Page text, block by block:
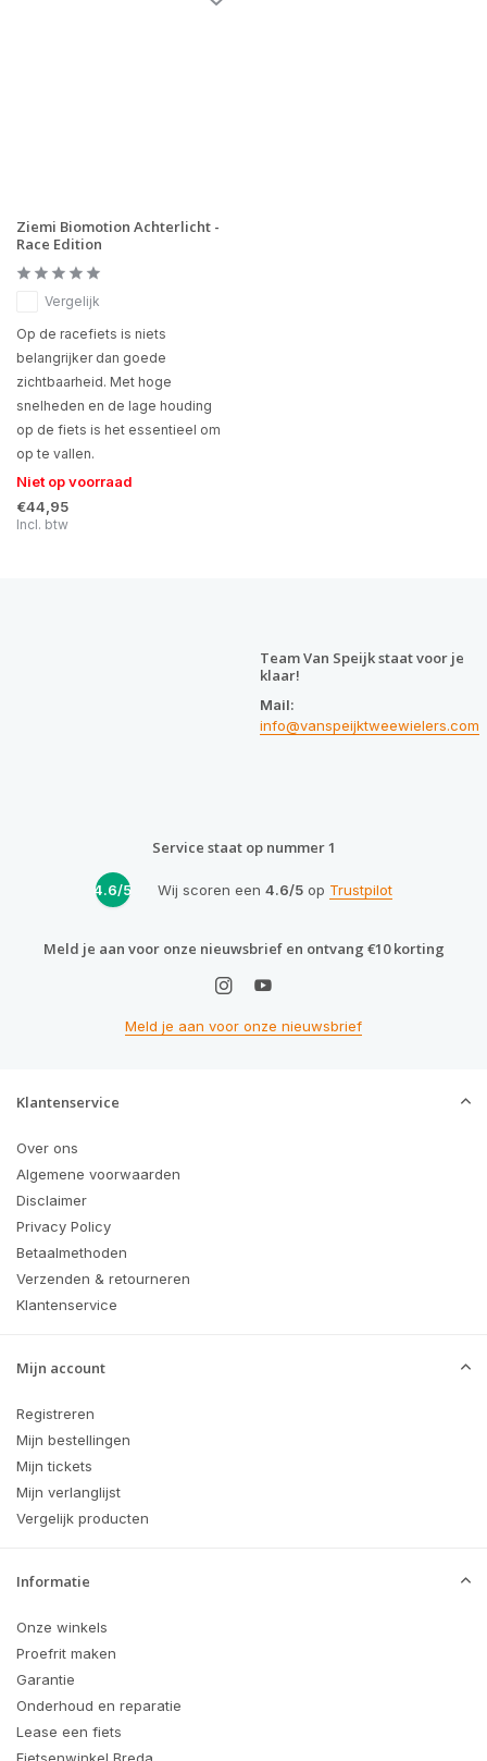
Ziemi Biomotion Achterlicht -
Race Edition
Vergelijk
Op de racefiets is niets
belangrijker dan goede
zichtbaarheid. Met hoge
snelheden en de lage houding
op de fiets is het essentieel om
op te vallen.
Niet op voorraad
€44,95
Incl. btw
Team Van Speijk staat voor je
klaar!
Mail:
info@vanspeijktweewielers.com
Service staat op nummer 1
4.6/5 Wij scoren een 4.6/5op Trustpilot
Meld je aan voor onze nieuwsbrief en ontvang €10 korting
Meld je aan voor onze nieuwsbrief
Klantenservice
Over ons
Algemene voorwaarden
Disclaimer
Privacy Policy
Betaalmethoden
Verzenden & retourneren
Klantenservice
Mijn account
Registreren
Mijn bestellingen
Mijn tickets
Mijn verlanglijst
Vergelijk producten
Informatie
Onze winkels
Proefrit maken
Garantie
Onderhoud en reparatie
Lease een fiets